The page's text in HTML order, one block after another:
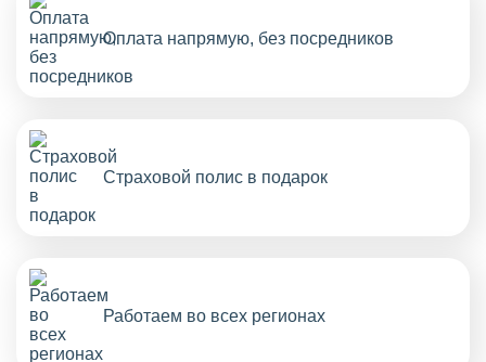
Оплата напрямую, без посредников
Страховой полис в подарок
Работаем во всех регионах